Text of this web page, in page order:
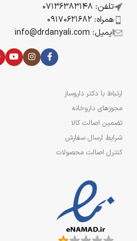
تلفن: 07136383148
همراه: 09170621682
ایمیل: info@drdanyali.com
ارتباط با دکتر داروساز
مجوزهای داروخانه
تضمین اصالت کالا
شرایط ارسال سفارش
کنترل اصالت محصولات